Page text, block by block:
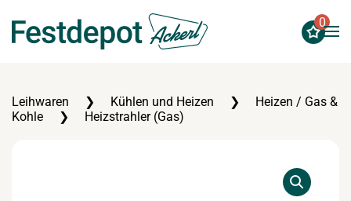
Zum Hauptinhalt springen
0
Leihwaren Kühlen und Heizen
Heizen / Gas &
Kohle
Heizstrahler (Gas)